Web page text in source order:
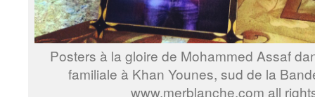
Posters à la gloire de Mohammed Assaf
familiale à Khan Younes, sud de la
www.merblanche.com all